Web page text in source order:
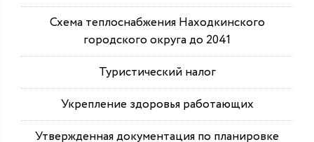
Схема теплоснабжения Находкинского
городского округа до 2041
Туристический налог
Укрепление здоровья работающих
Утвержденная документация по планировке